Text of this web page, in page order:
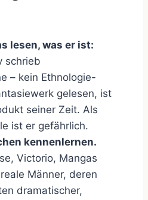
lesen, was er ist:
schrieb
– kein Ethnologie-
gelesen, ist
seiner Zeit. Als
ist er gefährlich.
kennenlernen.
Victorio, Mangas
Männer, deren
dramatischer,